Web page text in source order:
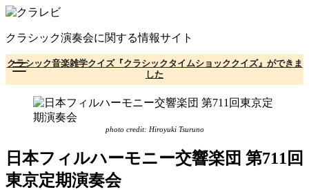
コ
テ
ン
ツ
へ
クラシック演奏会に関する情報サイト
クラシック音楽雑学クイズ『クラシックタイムショッククイズ』ができま
した
photo credit: Hiroyuki Tsuruno
日本フィルハーモニー交響楽団 第711回
東京定期演奏会